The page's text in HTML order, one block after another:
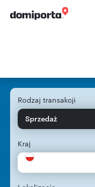
Rodzaj transakcji
Sprzedaż
Kraj